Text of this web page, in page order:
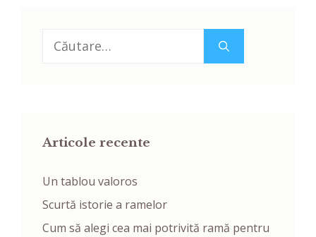
după:
Articole recente
Un tablou valoros
Scurtă istorie a ramelor
Cum să alegi cea mai potrivită ramă pentru